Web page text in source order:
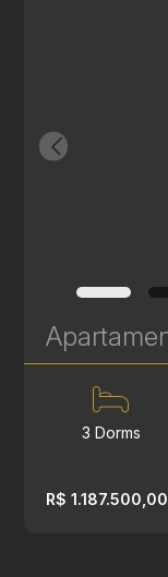
3 Dorms
R$ 1.187.500,00